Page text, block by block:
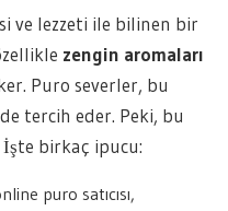
ve lezzeti ile bilinen bir
zengin aromaları
Puro severler, bu
tercih eder. Peki, bu
birkaç ipucu:
puro satıcısı,